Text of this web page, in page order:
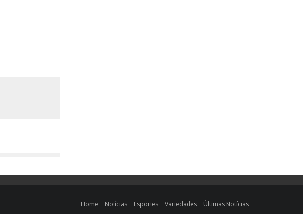
Home Notícias Esportes Variedades Últimas Notícias